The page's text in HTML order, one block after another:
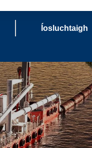
Íosluchtaigh